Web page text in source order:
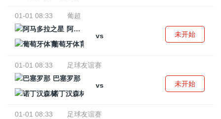
01-01 08:33
葡超
阿马多拉之星
vs
葡萄牙体育
未开始
01-01 08:33
足球友谊赛
巴塞罗那
vs
诺丁汉森林
未开始
01-01 08:33
足球友谊赛